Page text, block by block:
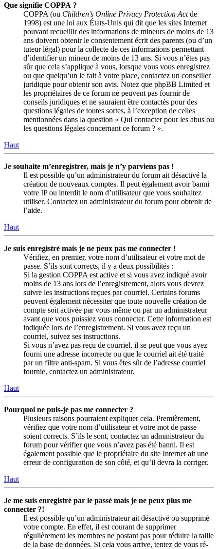
Que signifie COPPA ?
COPPA (ou Children’s Online Privacy Protection Actde
1998) est une loi aux États-Unis qui dit que les sites Internet
pouvant recueillir des informations de mineurs de moins de 13
ans doivent obtenir le consentement écrit des parents (ou d’un
tuteur légal) pour la collecte de ces informations permettant
d’identifier un mineur de moins de 13 ans. Si vous n’êtes pas
sûr que cela s’applique à vous, lorsque vous vous enregistrez
ou que quelqu’un le fait à votre place, contactez un conseiller
juridique pour obtenir son avis. Notez que phpBB Limited et
les propriétaires de ce forum ne peuvent pas fournir de
conseils juridiques et ne sauraient être contactés pour des
questions légales de toutes sortes, à l’exception de celles
mentionnées dans la question « Qui contacter pour les abus ou
les questions légales concernant ce forum ? ».
Haut
Je souhaite m’enregistrer, mais je n’y parviens pas !
Il est possible qu’un administrateur du forum ait désactivé la
création de nouveaux comptes. Il peut également avoir banni
votre IP ou interdit le nom d’utilisateur que vous souhaitez
utiliser. Contactez un administrateur du forum pour obtenir de
l’aide.
Haut
Je suis enregistré mais je ne peux pas me connecter !
Vérifiez, en premier, votre nom d’utilisateur et votre mot de
passe. S’ils sont corrects, il y a deux possibilités :
Si la gestion COPPA est active et si vous avez indiqué avoir
moins de 13 ans lors de l’enregistrement, alors vous devrez
suivre les instructions reçues par courriel. Certains forums
peuvent également nécessiter que toute nouvelle création de
compte soit activée par vous-même ou par un administrateur
avant que vous puissiez vous connecter. Cette information est
indiquée lors de l’enregistrement. Si vous avez reçu un
courriel, suivez ses instructions.
Si vous n’avez pas reçu de courriel, il se peut que vous ayez
fourni une adresse incorrecte ou que le courriel ait été traité
par un filtre anti-spam. Si vous êtes sûr de l’adresse courriel
fournie, contactez un administrateur.
Haut
Pourquoi ne puis-je pas me connecter ?
Plusieurs raisons pourraient expliquer cela. Premièrement,
vérifiez que votre nom d’utilisateur et votre mot de passe
soient corrects. S’ils le sont, contactez un administrateur du
forum pour vérifier que vous n’avez pas été banni. Il est
également possible que le propriétaire du site Internet ait une
erreur de configuration de son côté, et qu’il devra la corriger.
Haut
Je me suis enregistré par le passé mais je ne peux plus me
connecter ?!
Il est possible qu’un administrateur ait désactivé ou supprimé
votre compte. En effet, il est courant de supprimer
régulièrement les membres ne postant pas pour réduire la taille
de la base de données. Si cela vous arrive, tentez de vous ré-